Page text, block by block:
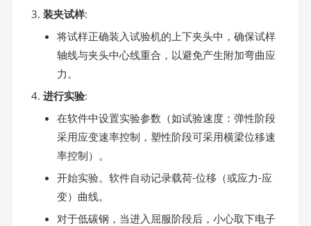
装夹试样:
将试样正确装入试验机的上下夹头中，确保试样
轴线与夹头中心线重合，以避免产生附加弯曲应
力。
进行实验:
在软件中设置实验参数（如试验速度：弹性阶段
采用应变速率控制，塑性阶段可采用横梁位移速
率控制）。
开始实验。软件自动记录载荷-位移（或应力-应
变）曲线。
对于低碳钢，当进入屈服阶段后，小心取下电子